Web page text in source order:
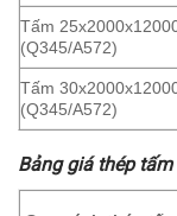
Tấm
(Q345/A572)
Tấm
(Q345/A572)
Bảng giá thép